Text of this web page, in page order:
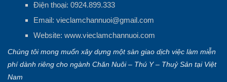
Điện thoại: 0924.899.333
Email: vieclamchannuoi@gmail.com
Website: www.vieclamchannuoi.com
Chúng tôi mong muốn xây dựng một sàn giao dịch việc làm miễn
phí dành riêng cho ngành Chăn Nuôi – Thú Y – Thuỷ Sản tại Việt
Nam